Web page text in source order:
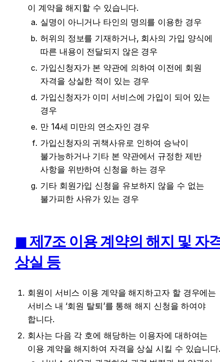
이 계약을 해지할 수 있습니다.
실명이 아니거나 타인의 명의를 이용한 경우
허위의 정보를 기재하거나, 회사의 가입 양식에
따른 내용이 전달되지 않은 경우
가입신청자가 본 약관에 의하여 이전에 회원
자격을 상실한 적이 있는 경우
가입신청자가 이미 서비스에 가입이 되어 있는
경우
만 14세 미만의 연소자인 경우
가입신청자의 귀책사유로 인하여 승낙이
불가능하거나 기타 본 약관에서 규정한 제반
사항을 위반하여 신청을 하는 경우
기타 회원가입 신청을 유보하지 않을 수 없는
불가피한 사유가 있는 경우
◼︎ 제7조 이용 계약의 해지 및 자
상실 등
회원이 서비스 이용 계약을 해지하고자 할 경우에는
서비스 내 ‘회원 탈퇴’를 통해 해지 신청을 하여야
합니다.
회사는 다음 각 호에 해당하는 이용자에 대하여는
이용 계약을 해지하여 자격을 상실 시킬 수 있습니다